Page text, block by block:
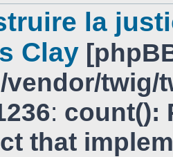
la
Clay
vendor/
: count():
that